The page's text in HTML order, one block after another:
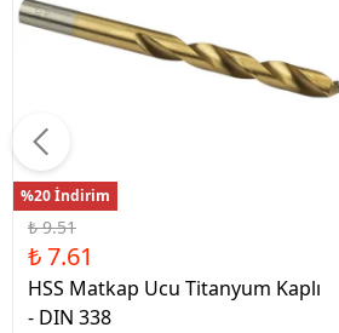
%20 İndirim
₺ 9.51
₺ 7.61
HSS Matkap Ucu Titanyum Kaplı
- DIN 338